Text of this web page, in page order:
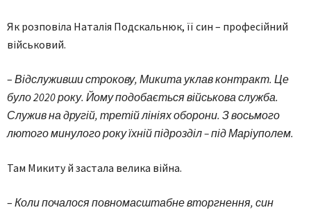
Як розповіла Наталія Подскальнюк, її син – професійний
військовий.
– Відслуживши строкову, Микита уклав контракт. Це
було 2020 року. Йому подобається військова служба.
Служив на другій, третій лініях оборони. З восьмого
лютого минулого року їхній підрозділ – під Маріуполем.
Там Микиту й застала велика війна.
– Коли почалося повномасштабне вторгнення, син